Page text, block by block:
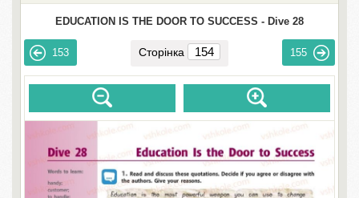
EDUCATION IS THE DOOR TO SUCCESS - Dive 28
153 Сторінка 155